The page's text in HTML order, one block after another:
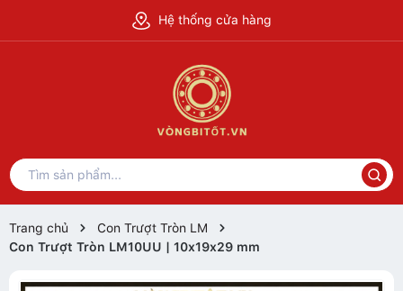
Hệ thống cửa hàng
Trang chủ
Con Trượt Tròn LM
Con Trượt Tròn LM10UU | 10x19x29 mm